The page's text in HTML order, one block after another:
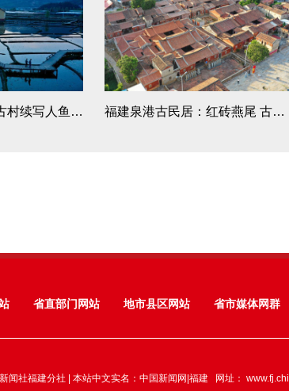
福建浦源：八百年古村续写人鱼佳话 福建泉港古民居：红砖燕尾 古韵悠长
省直部门网站 地市县区网站 省市媒体网群
闻社福建分社 | 本站中文实名：中国新闻网|福建 网址：